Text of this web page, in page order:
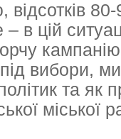
– в цій
під вибори,
та як
міської